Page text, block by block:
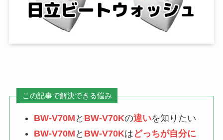
この記事で解決できる悩み
BW-V70M と BW-V70Kの違いを知りたい
BW-V70M と BW-V70Kは どっちが自分に